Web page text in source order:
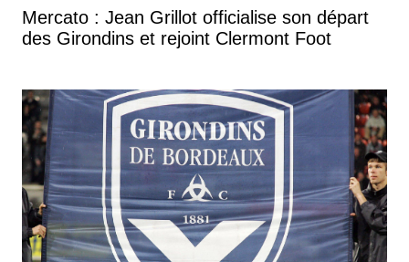
Mercato : Jean Grillot officialise son départ
des Girondins et rejoint Clermont Foot